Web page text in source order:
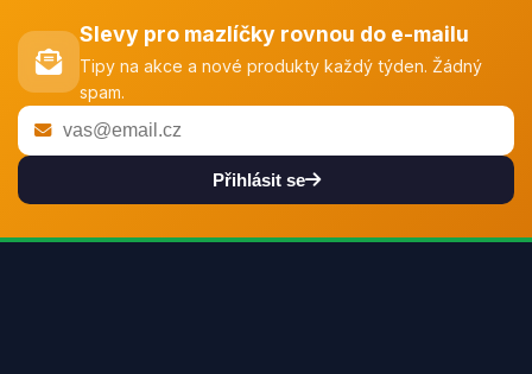
Slevy pro mazlíčky rovnou do e-mailu
Tipy na akce a nové produkty každý týden. Žádný
spam.
Přihlásit se